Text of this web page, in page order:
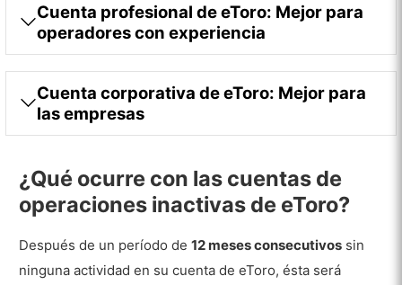
Cuenta profesional de eToro: Mejor para
operadores con experiencia
Cuenta corporativa de eToro: Mejor para
las empresas
¿Qué ocurre con las cuentas de
operaciones inactivas de eToro?
Después de un período de12 meses consecutivos sin
ninguna actividad en su cuenta de eToro, ésta será